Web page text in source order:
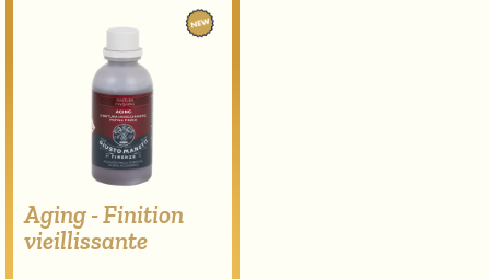
Aging - Finition
vieillissante